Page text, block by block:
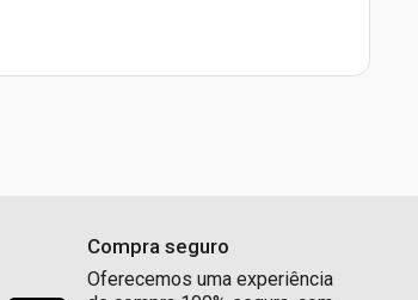
Compra seguro
Oferecemos uma experiência